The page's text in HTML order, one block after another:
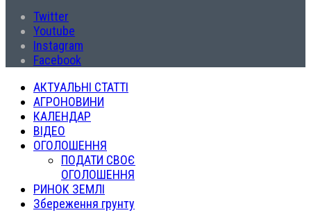
Twitter
Youtube
Instagram
Facebook
АКТУАЛЬНІ СТАТТІ
АГРОНОВИНИ
КАЛЕНДАР
ВІДЕО
ОГОЛОШЕННЯ
ПОДАТИ СВОЄ
ОГОЛОШЕННЯ
РИНОК ЗЕМЛІ
Збереження грунту